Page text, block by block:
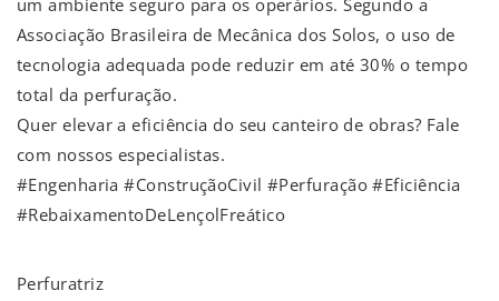
um ambiente seguro para os operários. Segundo a
Associação Brasileira de Mecânica dos Solos, o uso de
tecnologia adequada pode reduzir em até 30% o tempo
total da perfuração.
Quer elevar a eficiência do seu canteiro de obras? Fale
com nossos especialistas.
#Engenharia #ConstruçãoCivil #Perfuração #Eficiência
#RebaixamentoDeLençolFreático
Perfuratriz